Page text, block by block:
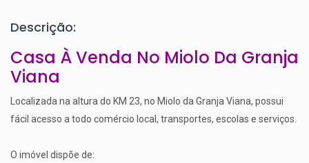
Descrição:
Casa À Venda No Miolo Da Granja
Viana
Localizada na altura do KM 23, no Miolo da Granja Viana, possui
fácil acesso a todo comércio local, transportes, escolas e serviços.
O imóvel dispõe de: